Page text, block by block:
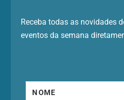
Receba todas as novidades
eventos da semana